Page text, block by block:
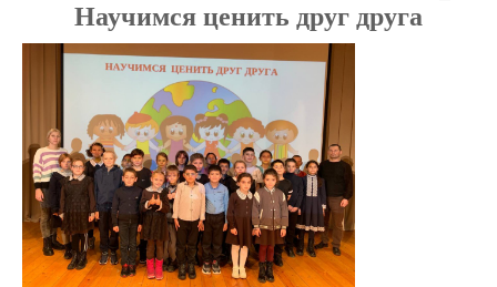
Научимся ценить друг друга